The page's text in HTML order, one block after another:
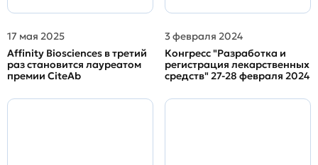
17 мая 2025
Affinity Biosciences в третий
раз становится лауреатом
премии CiteAb
3 февраля 2024
Конгресс "Разработка и
регистрация лекарственных
средств" 27-28 февраля 2024